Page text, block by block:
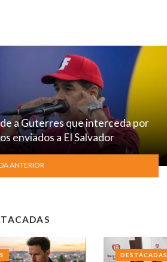
a Guterres que interceda por
enviados a El Salvador
ANTERIOR
DESTACADAS